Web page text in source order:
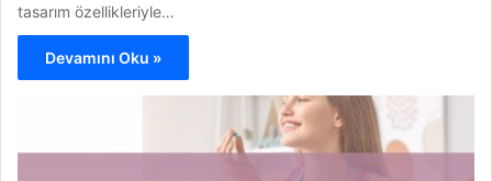
tasarım özellikleriyle…
Devamını Oku »